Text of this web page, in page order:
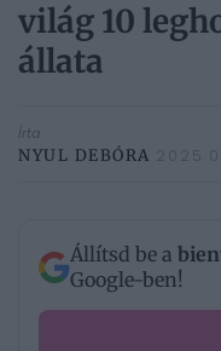
világ 10
állata
Írta
NYUL DEBÓRA
Állítsd be a
Google-ben!